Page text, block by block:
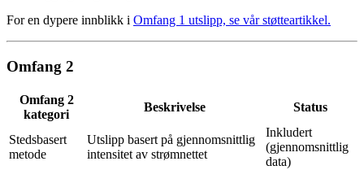
For en dypere innblikk i Omfang 1 utslipp, se vår støtteartikkel.
Omfang 2
Omfang 2
kategori
Beskrivelse Status
Stedsbasert
metode
Utslipp basert på gjennomsnittlig
intensitet av strømnettet
Inkludert
(gjennomsnittlig
data)